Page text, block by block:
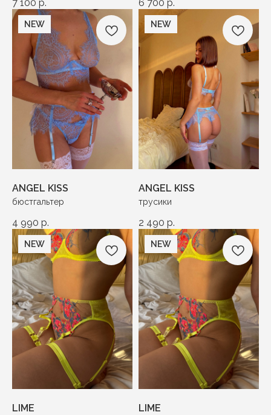
7 100 р. 6 700 р.
NEW
ANGEL KISS
бюстгальтер
4 990 р.
NEW
ANGEL KISS
трусики
2 490 р.
NEW
LIME
NEW
LIME